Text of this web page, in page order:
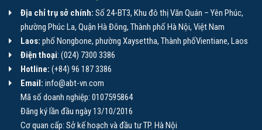
Địa chỉ trụ sở chính: Số 24-BT3, Khu đô thị Văn Quán – Yên Phúc,
phường Phúc La, Quận Hà Đông, Thành phố Hà Nội, Việt Nam
Laos: phố Nongbone, phường Xaysettha, Thành phốVientiane, Laos
Điện thoại: (024) 7300 3386
Hotline: (+84) 96 187 3386
Email: info@abt-vn.com
Mã số doanh nghiệp: 0107595864
Đăng ký lần đầu ngày 13/10/2016
Cơ quan cấp: Sở kế hoạch và đầu tư TP. Hà Nội